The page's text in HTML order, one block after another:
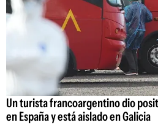
Un turista francoargentino dio
en España y está aislado en Galicia